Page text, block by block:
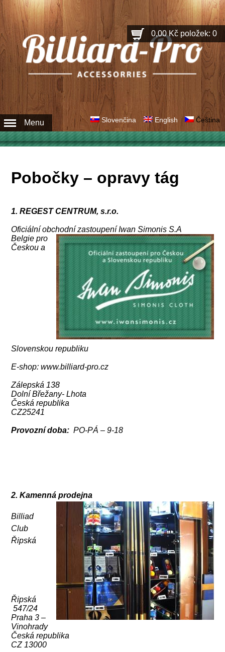
0,00 Kč položek: 0
Slovenčina English Čeština
Menu
Pobočky – opravy tág
1. REGEST CENTRUM, s.r.o.
Oficiální obchodní zastoupení Iwan Simonis S.A
Belgie pro
Českou a
Slovenskou republiku
E-shop: www.billiard-pro.cz
Zálepská 138
Dolní Břežany- Lhota
Česká republika
CZ25241
Provozní doba: PO-PÁ – 9-18
2. Kamenná prodejna
Billiad
Club
Řipská
Řipská
547/24
Praha 3 –
Vinohrady
Česká republika
CZ 13000